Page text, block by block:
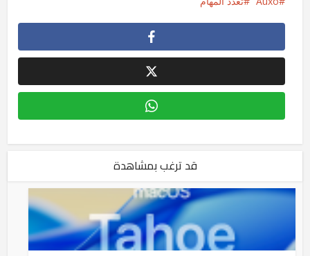
قد ترغب بمشاهدة